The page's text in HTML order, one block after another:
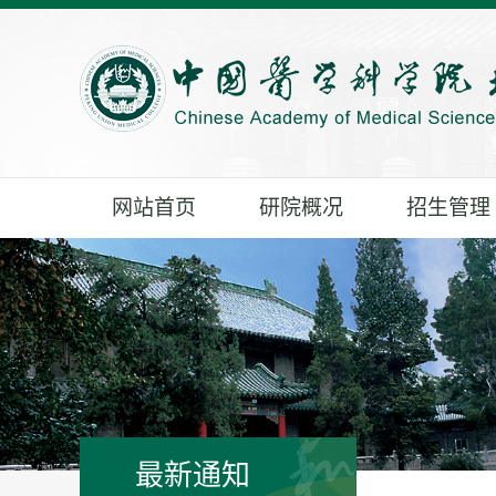
网站首页 研院概况 招生管理
最新通知